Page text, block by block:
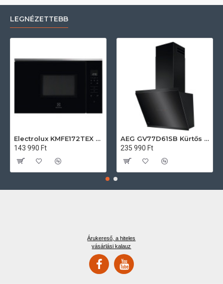
LEGNÉZETTEBB
Electrolux KMFE172TEX Felsőszekrénybe építhető mikrohullámú sütő
143 990 Ft
AEG GV77D61SB Kürtős páraelszívó
235 990 Ft
Árukereső, a hiteles
vásárlási kalauz